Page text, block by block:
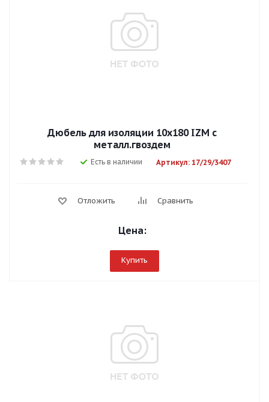
Дюбель для изоляции 10х180 IZM с
металл.гвоздем
Есть в наличии Артикул: 17/29/3407
Отложить Сравнить
Цена:
Купить